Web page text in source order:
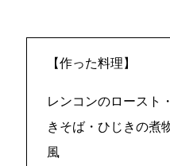
【作った料理】
レンコンのロースト
きそば・ひじきの煮
風